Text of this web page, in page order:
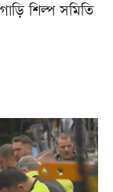
শিল্প সমিতি